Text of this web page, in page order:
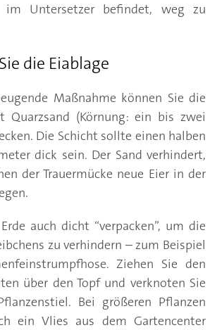
Untersetzer befindet, weg zu
die Eiablage
Maßnahme können Sie die
Quarzsand (Körnung: ein bis zwei
Die Schicht sollte einen halben
dick sein. Der Sand verhindert,
der Trauermücke neue Eier in der
auch dicht “verpacken”, um die
zu verhindern – zum Beispiel
Ziehen Sie den
über den Topf und verknoten Sie
Bei größeren Pflanzen
ein Vlies aus dem Gartencenter